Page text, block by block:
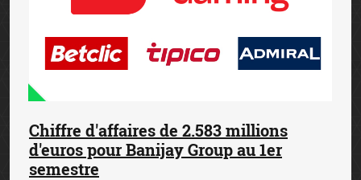
Chiffre d'affaires de 2.583 millions
d'euros pour Banijay Group au 1er
semestre